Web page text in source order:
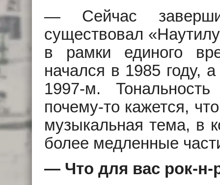
— Сейчас
существовал
в рамки единого
начался в 1985 году,
1997-м.
почему-то кажется,
музыкальная тема, в
более медленные
— Что для вас рок-н-